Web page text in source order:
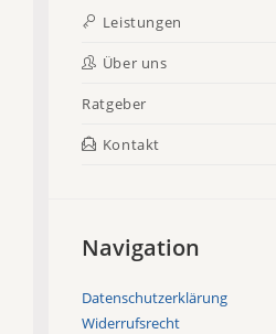
Leistungen
Über uns
Ratgeber
Kontakt
Navigation
Datenschutzerklärung
Widerrufsrecht